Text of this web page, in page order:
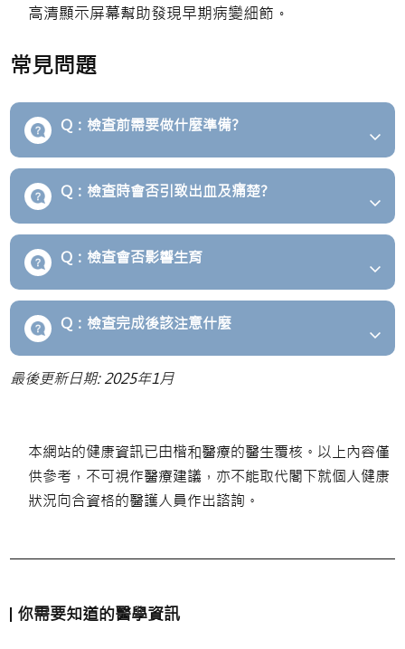
高清顯示屏幕幫助發現早期病變細節。
常見問題
Q：檢查前需要做什麼準備?
Q：檢查時會否引致出血及痛楚?
Q：檢查會否影響生育
Q：檢查完成後該注意什麼
最後更新日期: 2025年1月
本網站的健康資訊已由楷和醫療的醫生覆核。以上內容僅
供參考，不可視作醫療建議，亦不能取代閣下就個人健康
狀況向合資格的醫護人員作出諮詢。
你需要知道的醫學資訊